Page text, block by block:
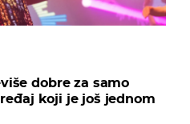
dobre za samo
koji je još jednom